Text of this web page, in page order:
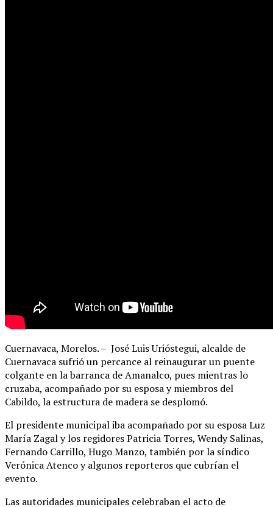
Cuernavaca, Morelos. – José Luis Urióstegui, alcalde de
Cuernavaca sufrió un percance al reinaugurar un puente
colgante en la barranca de Amanalco, pues mientras lo
cruzaba, acompañado por su esposa y miembros del
Cabildo, la estructura de madera se desplomó.
El presidente municipal iba acompañado por su esposa Luz
María Zagal y los regidores Patricia Torres, Wendy Salinas,
Fernando Carrillo, Hugo Manzo, también por la síndico
Verónica Atenco y algunos reporteros que cubrían el
evento.
Las autoridades municipales celebraban el acto de